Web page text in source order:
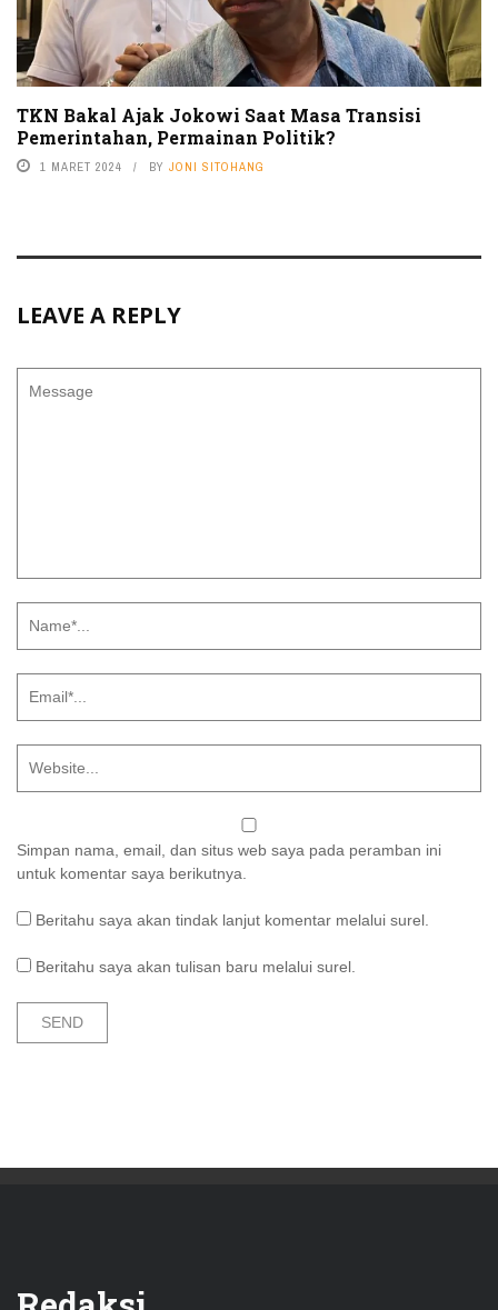
TKN Bakal Ajak Jokowi Saat Masa Transisi
Pemerintahan, Permainan Politik?
1 MARET 2024 BY JONI SITOHANG
LEAVE A REPLY
Simpan nama, email, dan situs web saya pada peramban ini
untuk komentar saya berikutnya.
Beritahu saya akan tindak lanjut komentar melalui surel.
Beritahu saya akan tulisan baru melalui surel.